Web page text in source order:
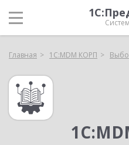
Главная 1С:MDM КОРП